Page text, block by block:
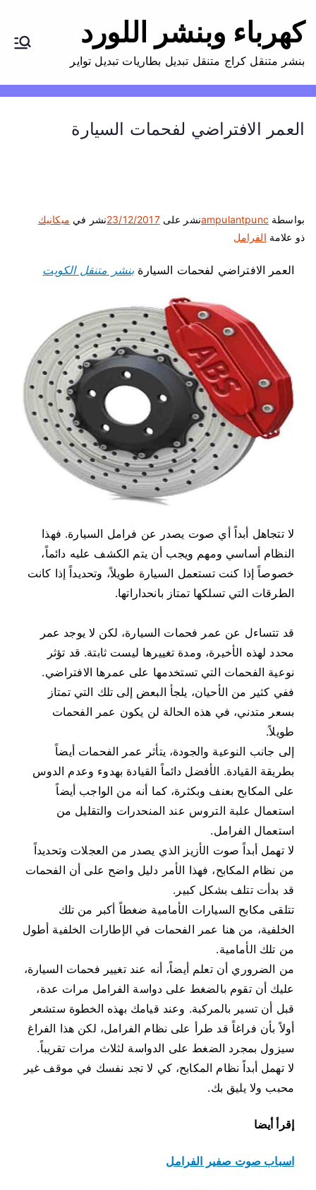
إ
كهرباء وبنشر اللورد
بنشر متنقل كراج متنقل تبديل بطاريات تبديل تواير
العمر الافتراضي لفحمات السيارة
بواسطة ampulantpuncنشر على23/12/2017نشر في ميكانيك
ذو علامة الفرامل
العمر الافتراضي لفحمات السيارةبنشر متنقل الكويت
لا تتجاهل أبداً أي صوت يصدر عن فرامل السيارة. فهذا
النظام أساسي ومهم ويجب أن يتم الكشف عليه دائماً،
خصوصاً إذا كنت تستعمل السيارة طويلاً، وتحديداً إذا كانت
الطرقات التي تسلكها تمتاز بانحداراتها.
قد تتساءل عن عمر فحمات السيارة، لكن لا يوجد عمر
محدد لهذه الأخيرة، ومدة تغييرها ليست ثابتة. قد تؤثر
نوعية الفحمات التي تستخدمها على عمرها الافتراضي.
ففي كثير من الأحيان، يلجأ البعض إلى تلك التي تمتاز
بسعر متدني، في هذه الحالة لن يكون عمر الفحمات
طويلاً.
إلى جانب النوعية والجودة، يتأثر عمر الفحمات أيضاً
بطريقة القيادة. الأفضل دائماً القيادة بهدوء وعدم الدوس
على المكابح بعنف وبكثرة، كما أنه من الواجب أيضاً
استعمال علبة التروس عند المنحدرات والتقليل من
استعمال الفرامل.
لا تهمل أبداً صوت الأزيز الذي يصدر من العجلات وتحديداً
من نظام المكابح، فهذا الأمر دليل واضح على أن الفحمات
قد بدأت تتلف بشكل كبير.
تتلقى مكابح السيارات الأمامية ضغطاً أكبر من تلك
الخلفية، من هنا عمر الفحمات في الإطارات الخلفية أطول
من تلك الأمامية.
من الضروري أن تعلم أيضاً، أنه عند تغيير فحمات السيارة،
عليك أن تقوم بالضغط على دواسة الفرامل مرات عدة،
قبل أن تسير بالمركبة. وعند قيامك بهذه الخطوة ستشعر
أولاً بأن فراغاً قد طرأ على نظام الفرامل، لكن هذا الفراغ
سيزول بمجرد الضغط على الدواسة لثلاث مرات تقريباً.
لا تهمل أبداً نظام المكابح، كي لا تجد نفسك في موقف غير
محبب ولا يليق بك.
إقرأ أيضا
اسباب صوت صفير الفرامل